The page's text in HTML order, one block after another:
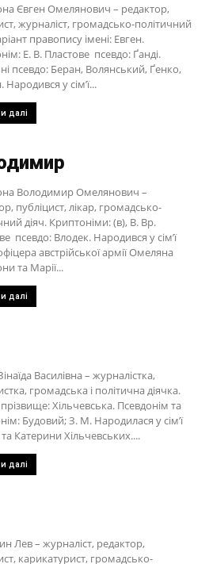
Євген Омелянович – редактор,
журналіст, громадсько-політичний
правопису імені: Евген.
Е. В. Пластове псевдо: Ґанді.
псевдо: Беран, Волянський, Ґенко,
у сім’ї...
далі
Володимир Омелянович –
публіцист, лікар, громадсько-
діяч. Криптоніми: (в), В. Вр.
псевдо: Влодек. Народився у сім’ї
австрійської армії Омеляна
та Марії...
далі
Василівна – журналістка,
громадська і політична діячка.
Хільчевська. Псевдонім та
Будовий; З. М. Народилася у сім’ї
Катерини Хільчевських....
далі
Лев – журналіст, редактор,
карикатурист, громадсько-